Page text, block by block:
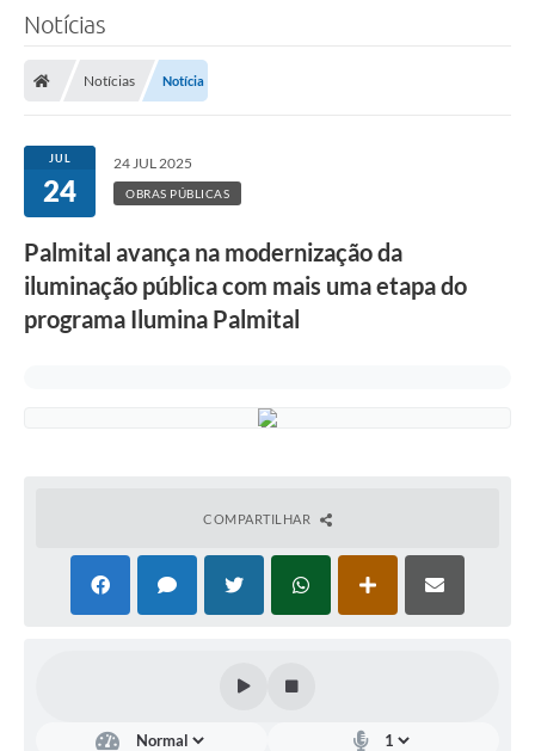
Departamentos
Câmara Municipal
Contato
Notícias
Notícias Notícia
JUL
24
24 JUL 2025
OBRAS PÚBLICAS
Palmital avança na modernização da
iluminação pública com mais uma etapa do
programa Ilumina Palmital
COMPARTILHAR